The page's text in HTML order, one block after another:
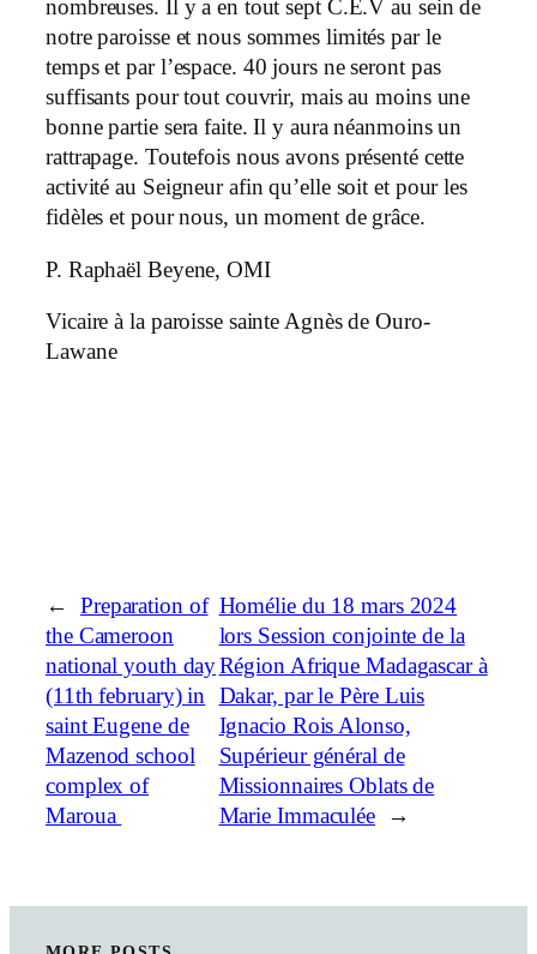
nombreuses. Il y a en tout sept C.E.V au sein de
notre paroisse et nous sommes limités par le
temps et par l’espace. 40 jours ne seront pas
suffisants pour tout couvrir, mais au moins une
bonne partie sera faite. Il y aura néanmoins un
rattrapage. Toutefois nous avons présenté cette
activité au Seigneur afin qu’elle soit et pour les
fidèles et pour nous, un moment de grâce.
P. Raphaël Beyene, OMI
Vicaire à la paroisse sainte Agnès de Ouro-
Lawane
←
Preparation of
the Cameroon
national youth day
(11th february) in
saint Eugene de
Mazenod school
complex of
Maroua
Homélie du 18 mars 2024
lors Session conjointe de la
Région Afrique Madagascar à
Dakar, par le Père Luis
Ignacio Rois Alonso,
Supérieur général de
Missionnaires Oblats de
Marie Immaculée
→